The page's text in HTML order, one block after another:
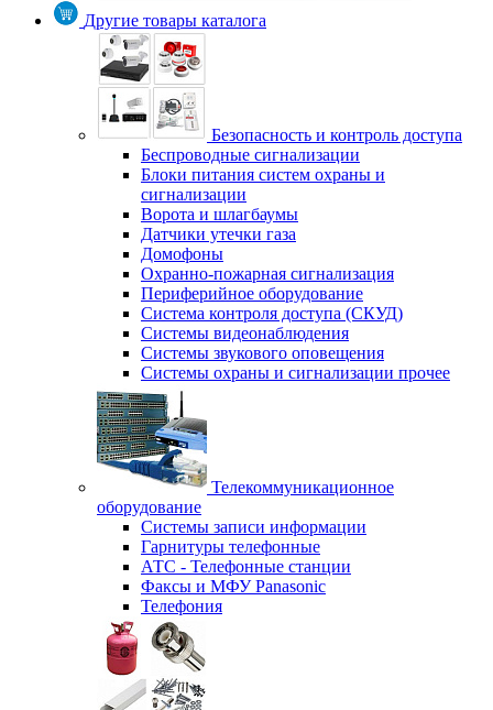
Другие товары каталога
Безопасность и контроль доступа
Беспроводные сигнализации
Блоки питания систем охраны и
сигнализации
Ворота и шлагбаумы
Датчики утечки газа
Домофоны
Охранно-пожарная сигнализация
Периферийное оборудование
Система контроля доступа (СКУД)
Системы видеонаблюдения
Системы звукового оповещения
Системы охраны и сигнализации прочее
Телекоммуникационное
оборудование
Системы записи информации
Гарнитуры телефонные
АТС - Телефонные станции
Факсы и МФУ Panasonic
Телефония